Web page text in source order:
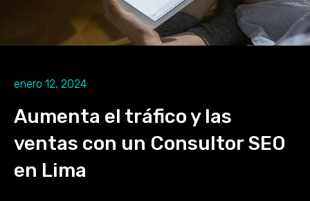
enero 12, 2024
Aumenta el tráfico y las
ventas con un Consultor SEO
en Lima